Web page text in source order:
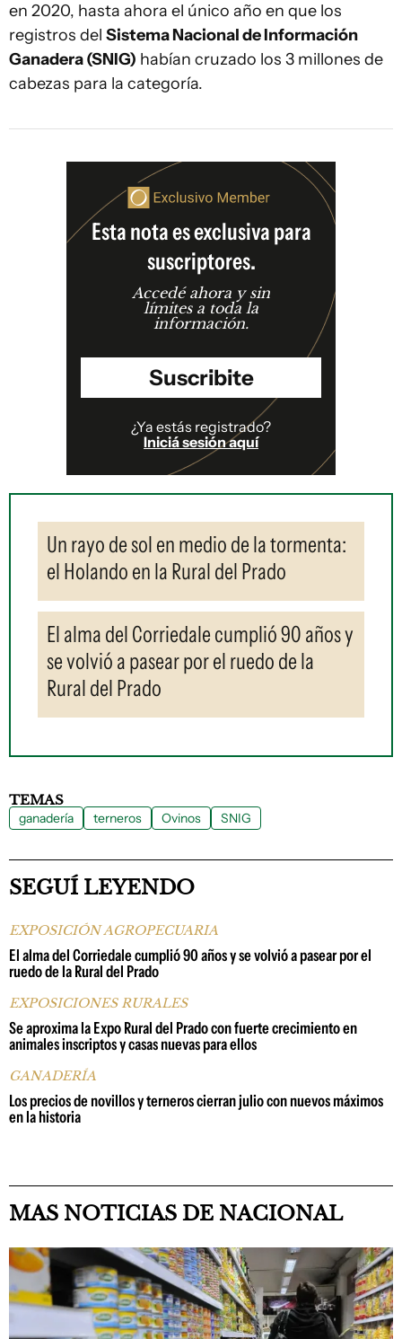
en 2020, hasta ahora el único año en que los
registros del Sistema Nacional de Información
Ganadera (SNIG) habían cruzado los 3 millones de
cabezas para la categoría.
Esta nota es exclusiva para
suscriptores.
Accedé ahora y sin
límites a toda la
información.
Suscribite
¿Ya estás registrado?
Iniciá sesión aquí
Un rayo de sol en medio de la tormenta:
el Holando en la Rural del Prado
El alma del Corriedale cumplió 90 años y
se volvió a pasear por el ruedo de la
Rural del Prado
TEMAS
ganadería terneros Ovinos SNIG
SEGUÍ LEYENDO
EXPOSICIÓN AGROPECUARIA
El alma del Corriedale cumplió 90 años y se volvió a pasear por el
ruedo de la Rural del Prado
EXPOSICIONES RURALES
Se aproxima la Expo Rural del Prado con fuerte crecimiento en
animales inscriptos y casas nuevas para ellos
GANADERÍA
Los precios de novillos y terneros cierran julio con nuevos máximos
en la historia
MAS NOTICIAS DE NACIONAL